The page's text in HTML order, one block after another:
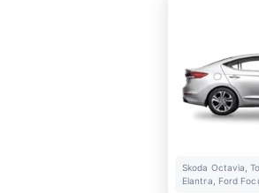
Skoda Octavia,
Elantra, Ford